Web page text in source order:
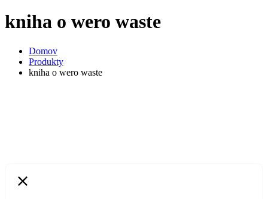
kniha o wero waste
Domov
Produkty
kniha o wero waste